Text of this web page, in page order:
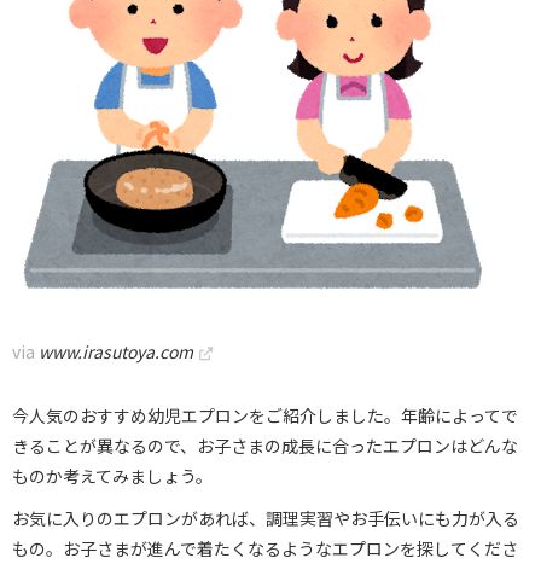
via www.irasutoya.com
今人気のおすすめ幼児エプロンをご紹介しました。年齢によってで
きることが異なるので、お子さまの成長に合ったエプロンはどんな
ものか考えてみましょう。
お気に入りのエプロンがあれば、調理実習やお手伝いにも力が入る
もの。お子さまが進んで着たくなるようなエプロンを探してくださ